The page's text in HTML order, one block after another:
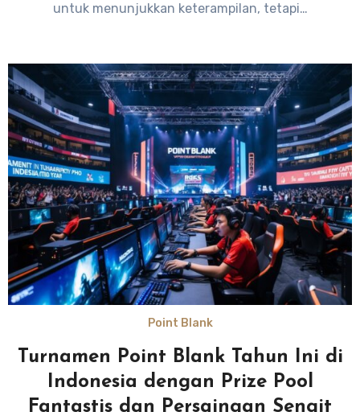
untuk menunjukkan keterampilan, tetapi…
Point Blank
Turnamen Point Blank Tahun Ini di
Indonesia dengan Prize Pool
Fantastis dan Persaingan Sengit